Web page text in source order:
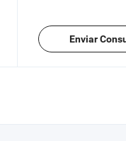
Enviar